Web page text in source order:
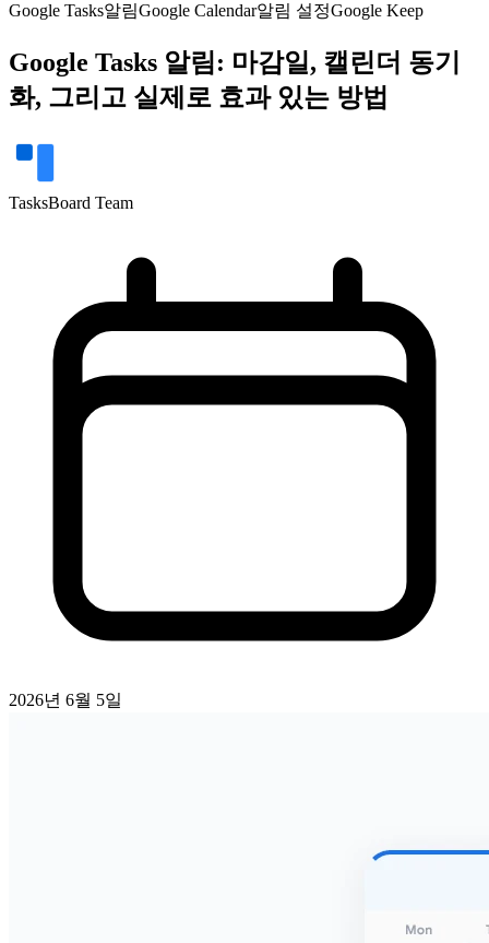
Google Tasks알림Google Calendar알림 설정Google Keep
Google Tasks 알림: 마감일, 캘린더 동기
화, 그리고 실제로 효과 있는 방법
TasksBoard Team
2026년 6월 5일